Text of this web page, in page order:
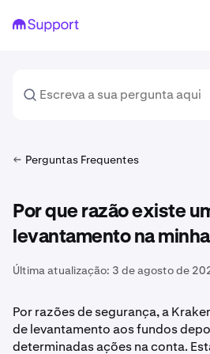
Perguntas Frequentes
Por que razão existe
levantamento na
Última atualização: 3 de agosto de
Por razões de segurança, a
de levantamento aos fundos
determinadas ações na conta.